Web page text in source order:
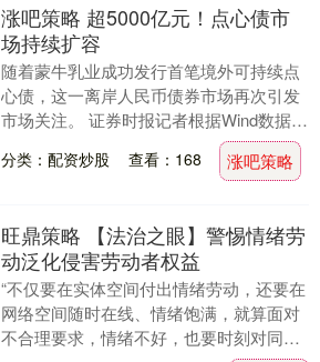
涨吧策略 超5000亿元！点心债市
场持续扩容
随着蒙牛乳业成功发行首笔境外可持续点
心债，这一离岸人民币债券市场再次引发
市场关注。 证券时报记者根据Wind数据统
计，今年以来，截至7月28日，点心债市
场合计发....
分类：配资炒股 查看：168 涨吧策略
旺鼎策略 【法治之眼】警惕情绪劳
动泛化侵害劳动者权益
“不仅要在实体空间付出情绪劳动，还要在
网络空间随时在线、情绪饱满，就算面对
不合理要求，情绪不好，也要时刻对同事